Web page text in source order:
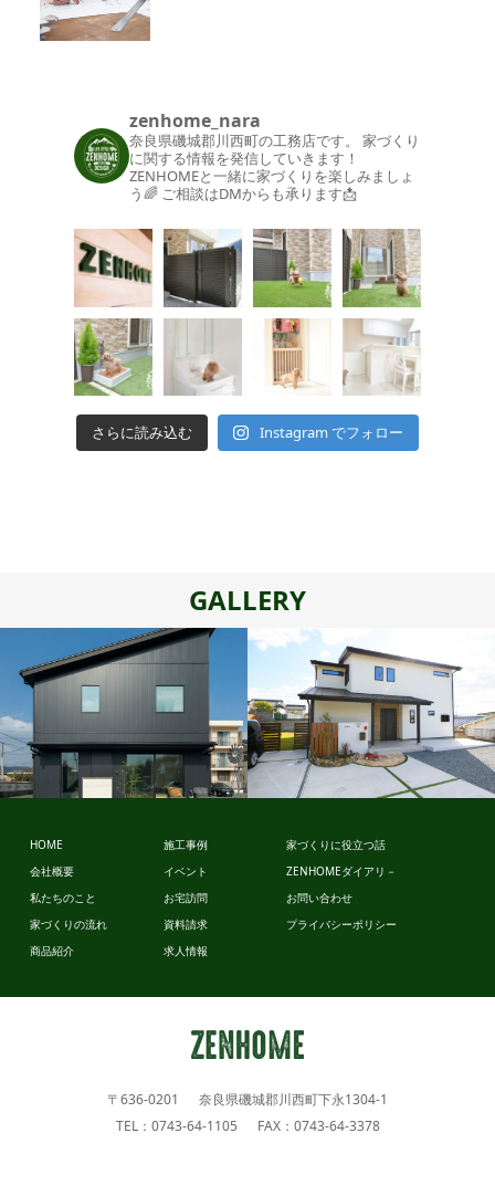
zenhome_nara
奈良県磯城郡川西町の工務店です。
家づくり
に関する情報を発信していきます！
ZENHOMEと一緒に家づくりを楽しみましょ
う🌈 ご相談はDMからも承ります📩
さらに読み込む Instagram でフォロー
GALLERY
スタイルデ
ザイン
スタイル
HOME
会社概要
私たちのこと
家づくりの流れ
商品紹介
施工事例
イベント
お宅訪問
資料請求
求人情報
家づくりに役立つ話
ZENHOMEダイアリ－
お問い合わせ
プライバシーポリシー
〒636-0201 奈良県磯城郡川西町下永1304-1
TEL：0743-64-1105 FAX：0743-64-3378